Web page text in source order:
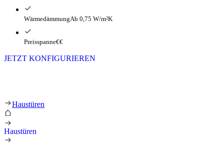
WärmedämmungAb 0,75 W/m²K
Preisspanne€€
JETZT KONFIGURIEREN
Die PREMIUM-Kollektion
Haustüren
Haustüren